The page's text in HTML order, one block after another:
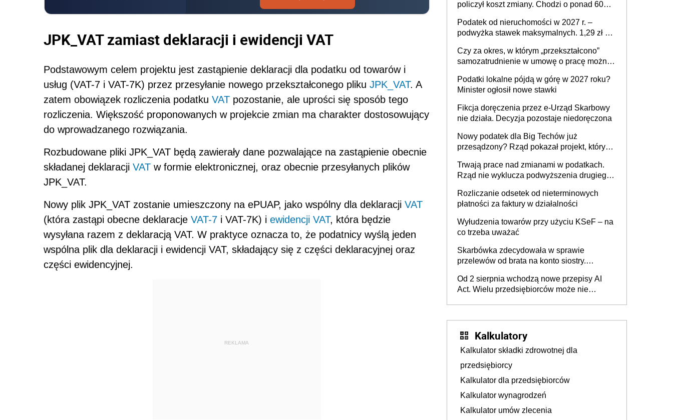
JPK_VAT zamiast deklaracji i ewidencji VAT
Podstawowym celem projektu jest zastąpienie deklaracji dla podatku od towarów i
usług (VAT-7 i VAT-7K) przez przesyłanie nowego przekształconego pliku JPK_VAT. A
zatem obowiązek rozliczenia podatku VAT pozostanie, ale uprości się sposób tego
rozliczenia. Większość proponowanych w projekcie zmian ma charakter dostosowujący
do wprowadzanego rozwiązania.
Rozbudowane pliki JPK_VAT będą zawierały dane pozwalające na zastąpienie obecnie
składanej deklaracji VAT w formie elektronicznej, oraz obecnie przesyłanych plików
JPK_VAT.
Nowy plik JPK_VAT zostanie umieszczony na ePUAP, jako wspólny dla deklaracji VAT
(która zastąpi obecne deklaracje VAT-7 i VAT-7K) i ewidencji VAT, która będzie
wysyłana razem z deklaracją VAT. W praktyce oznacza to, że podatnicy wyślą jeden
wspólna plik dla deklaracji i ewidencji VAT, składający się z części deklaracyjnej oraz
części ewidencyjnej.
REKLAMA
policzył koszt zmiany. Chodzi o ponad 60
Podatek od nieruchomości w 2027 r. –
podwyżka stawek maksymalnych. 1,29 zł za
budynków i lokali związanych z
prowadzeniem działalności gospodarczej
Czy za okres, w którym „przekształcono”
samozatrudnienie w umowę o pracę można
umowy cywilnoprawnej jedynym
racjonalnym wyjściem
Podatki lokalne pójdą w górę w 2027 roku?
Minister ogłosił nowe stawki
Fikcja doręczenia przez e-Urząd Skarbowy
nie działa. Decyzja pozostaje niedoręczona
Nowy podatek dla Big Techów już
przesądzony? Rząd pokazał projekt, który
Trwają prace nad zmianami w podatkach.
Rząd nie wyklucza podwyższenia drugiego
Rozliczanie odsetek od nieterminowych
płatności za faktury w działalności
Wyłudzenia towarów przy użyciu KSeF – na
co trzeba uważać
Skarbówka zdecydowała w sprawie
przelewów od brata na konto siostry.
darowizna, ale podatku jednak nie będzie
Od 2 sierpnia wchodzą nowe przepisy AI
Act. Wielu przedsiębiorców może nie
Kalkulatory
Kalkulator składki zdrowotnej dla
przedsiębiorcy
Kalkulator dla przedsiębiorców
Kalkulator wynagrodzeń
Kalkulator umów zlecenia